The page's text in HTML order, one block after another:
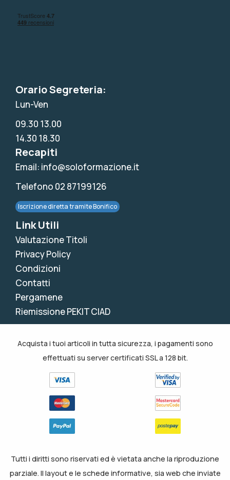
Orario Segreteria:
Lun-Ven
09.30 13.00
14.30 18.30
Recapiti
Email: info@soloformazione.it
Telefono 02 87199126
Iscrizione diretta tramite Bonifico
Link Utili
Valutazione Titoli
Privacy Policy
Condizioni
Contatti
Pergamene
Riemissione PEKIT CIAD
Acquista i tuoi articoli in tutta sicurezza, i pagamenti sono
effettuati su server certificati SSL a 128 bit.
Tutti i diritti sono riservati ed è vietata anche la riproduzione
parziale. Il layout e le schede informative, sia web che inviate